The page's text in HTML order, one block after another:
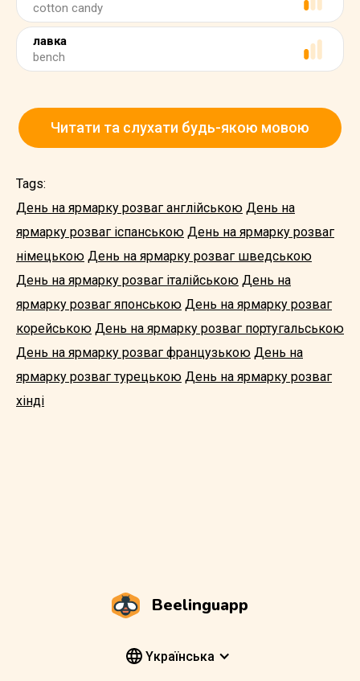
cotton candy
лавка
bench
Читати та слухати будь-якою мовою
Tags:
День на ярмарку розваг англійською День на
ярмарку розваг іспанською День на ярмарку розваг
німецькою День на ярмарку розваг шведською
День на ярмарку розваг італійською День на
ярмарку розваг японською День на ярмарку розваг
корейською День на ярмарку розваг португальською
День на ярмарку розваг французькою День на
ярмарку розваг турецькою День на ярмарку розваг
хінді
Beelinguapp
Yкраїнська